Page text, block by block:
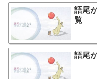
語尾
覧
語尾